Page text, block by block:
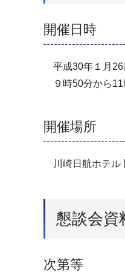
開催日時
平成30年１月26
９時50分から11
開催場所
川崎日航ホテル
懇談会資
次第等